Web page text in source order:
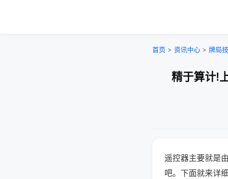
首页 > 资讯中心 > 牌局
精于算计!
遥控器主要就是
吧。下面就来详